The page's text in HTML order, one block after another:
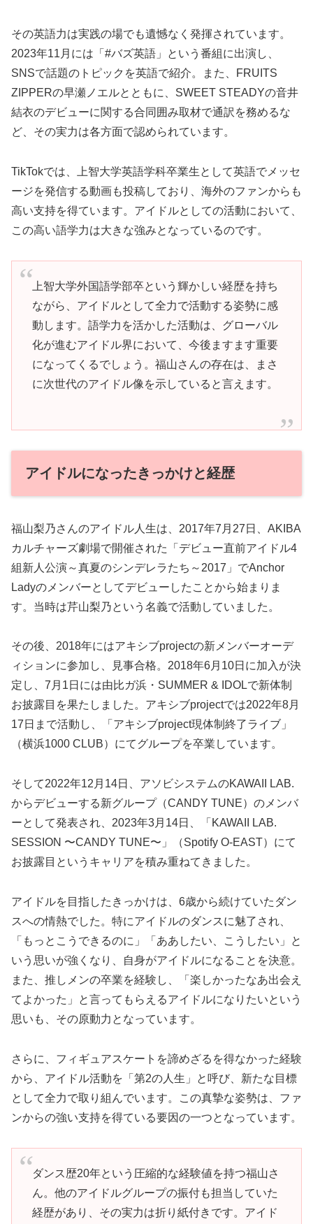
その英語力は実践の場でも遺憾なく発揮されています。
2023年11月には「#バズ英語」という番組に出演し、
SNSで話題のトピックを英語で紹介。また、FRUITS
ZIPPERの早瀬ノエルとともに、SWEET STEADYの音井
結衣のデビューに関する合同囲み取材で通訳を務めるな
ど、その実力は各方面で認められています。
TikTokでは、上智大学英語学科卒業生として英語でメッセ
ージを発信する動画も投稿しており、海外のファンからも
高い支持を得ています。アイドルとしての活動において、
この高い語学力は大きな強みとなっているのです。
上智大学外国語学部卒という輝かしい経歴を持ち
ながら、アイドルとして全力で活動する姿勢に感
動します。語学力を活かした活動は、グローバル
化が進むアイドル界において、今後ますます重要
になってくるでしょう。福山さんの存在は、まさ
に次世代のアイドル像を示していると言えます。
アイドルになったきっかけと経歴
福山梨乃さんのアイドル人生は、2017年7月27日、AKIBA
カルチャーズ劇場で開催された「デビュー直前アイドル4
組新人公演～真夏のシンデレラたち～2017」でAnchor
Ladyのメンバーとしてデビューしたことから始まりま
す。当時は芹山梨乃という名義で活動していました。
その後、2018年にはアキシブprojectの新メンバーオーデ
ィションに参加し、見事合格。2018年6月10日に加入が決
定し、7月1日には由比ガ浜・SUMMER & IDOLで新体制
お披露目を果たしました。アキシブprojectでは2022年8月
17日まで活動し、「アキシブproject現体制終了ライブ」
（横浜1000 CLUB）にてグループを卒業しています。
そして2022年12月14日、アソビシステムのKAWAII LAB.
からデビューする新グループ（CANDY TUNE）のメンバ
ーとして発表され、2023年3月14日、「KAWAII LAB.
SESSION 〜CANDY TUNE〜」（Spotify O-EAST）にて
お披露目というキャリアを積み重ねてきました。
アイドルを目指したきっかけは、6歳から続けていたダン
スへの情熱でした。特にアイドルのダンスに魅了され、
「もっとこうできるのに」「ああしたい、こうしたい」と
いう思いが強くなり、自身がアイドルになることを決意。
また、推しメンの卒業を経験し、「楽しかったなあ出会え
てよかった」と言ってもらえるアイドルになりたいという
思いも、その原動力となっています。
さらに、フィギュアスケートを諦めざるを得なかった経験
から、アイドル活動を「第2の人生」と呼び、新たな目標
として全力で取り組んでいます。この真摯な姿勢は、ファ
ンからの強い支持を得ている要因の一つとなっています。
ダンス歴20年という圧縮的な経験値を持つ福山さ
ん。他のアイドルグループの振付も担当していた
経歴があり、その実力は折り紙付きです。アイド